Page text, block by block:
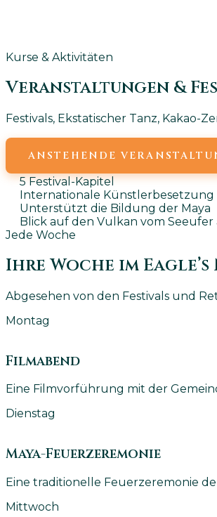
Kurse & Aktivitäten
Veranstaltungen &
Festivals, Ekstatischer Tanz, Kakao-
ANSTEHENDE
5 Festival-Kapitel
Internationale Künstlerbesetzung
Unterstützt die Bildung der Maya
Blick auf den Vulkan vom Seeufer
Jede Woche
Ihre Woche im Eagle’s
Abgesehen von den Festivals und
Montag
Filmabend
Eine Filmvorführung mit der
Dienstag
Maya-Feuerzeremonie
Eine traditionelle Feuerzeremonie
Mittwoch